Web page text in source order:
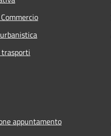
appuntamento